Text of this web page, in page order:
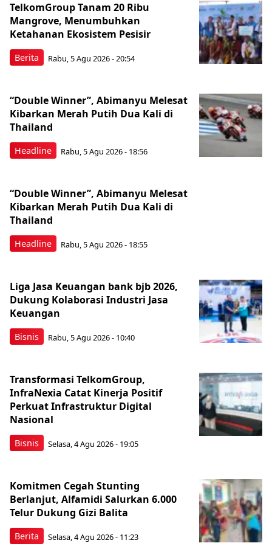
Berita
TelkomGroup Tanam 20 Ribu
Mangrove, Menumbuhkan
Ketahanan Ekosistem Pesisir
Rabu, 5 Agu 2026 - 20:54
Headline
“Double Winner”, Abimanyu Melesat
Kibarkan Merah Putih Dua Kali di
Thailand
Rabu, 5 Agu 2026 - 18:56
Headline
“Double Winner”, Abimanyu Melesat
Kibarkan Merah Putih Dua Kali di
Thailand
Rabu, 5 Agu 2026 - 18:55
Bisnis
Liga Jasa Keuangan bank bjb 2026,
Dukung Kolaborasi Industri Jasa
Keuangan
Rabu, 5 Agu 2026 - 10:40
Bisnis
Transformasi TelkomGroup,
InfraNexia Catat Kinerja Positif
Perkuat Infrastruktur Digital
Nasional
Selasa, 4 Agu 2026 - 19:05
Berita
Komitmen Cegah Stunting
Berlanjut, Alfamidi Salurkan 6.000
Telur Dukung Gizi Balita
Selasa, 4 Agu 2026 - 11:23